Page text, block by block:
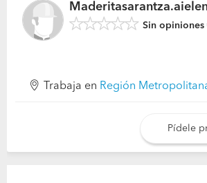
Sin opiniones
Trabaja en Región
Pídele